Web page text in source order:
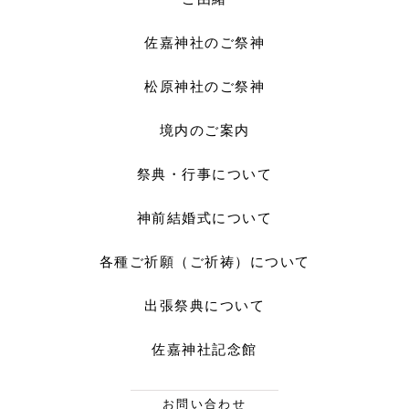
佐嘉神社のご祭神
松原神社のご祭神
境内のご案内
祭典・行事について
神前結婚式について
各種ご祈願（ご祈祷）について
出張祭典について
佐嘉神社記念館
お問い合わせ